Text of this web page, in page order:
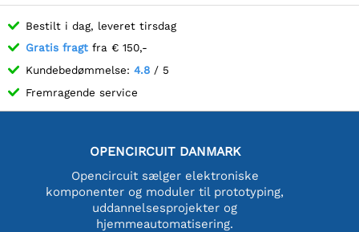
Bestilt i dag, leveret tirsdag
Gratis fragt fra € 150,-
Kundebedømmelse: 4.8 / 5
Fremragende service
OPENCIRCUIT DANMARK
Opencircuit sælger elektroniske
komponenter og moduler til prototyping,
uddannelsesprojekter og
hjemmeautomatisering.